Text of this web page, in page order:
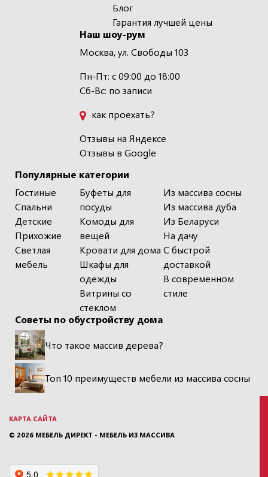
Популярные категории
Гостиные
Спальни
Детские
Прихожие
Светлая
мебель
Буфеты для
посуды
Комоды для
вещей
Кровати для дома
Шкафы для
одежды
Витрины со
стеклом
Из массива сосны
Из массива дуба
Из Беларуси
На дачу
С быстрой
доставкой
В современном
стиле
Блог
Гарантия лучшей цены
Наш шоу-рум
Москва, ул. Свободы 103
Пн-Пт: с 09:00 до 18:00
Сб-Вс: по записи
как проехать?
Отзывы на Яндексе
Отзывы в Google
Советы по обустройству дома
Что такое массив дерева?
Топ 10 преимуществ мебели из массива сосны
КАРТА САЙТА
© 2026 МЕБЕЛЬ ДИРЕКТ - МЕБЕЛЬ ИЗ МАССИВА